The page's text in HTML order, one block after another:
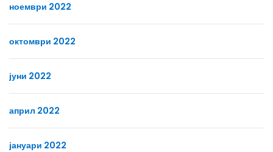
ноември 2022
октомври 2022
јуни 2022
април 2022
јануари 2022